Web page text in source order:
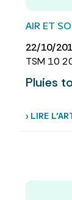
AIR ET
22/10/
TSM 10
Pluies
› LIRE